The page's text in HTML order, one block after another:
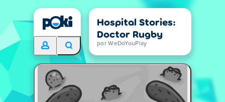
Hospital Stories:
Doctor Rugby
por WeDoYouPlay